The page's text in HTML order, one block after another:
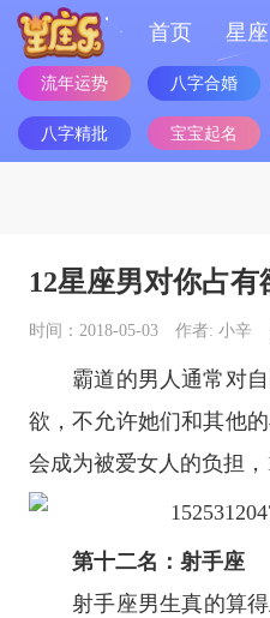
首页 星座
流年运势 八字合婚
八字精批 宝宝起名
12星座男对你占
时间：2018-05-03 作者: 小辛
霸道的男人通常对自
欲，不允许她们和其他
会成为被爱女人的负担，
第十二名： 射手座
射手座男生真的算